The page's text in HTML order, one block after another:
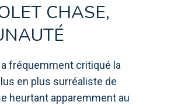
CHASE,
fréquemment critiqué la
en plus surréaliste de
heurtant apparemment au